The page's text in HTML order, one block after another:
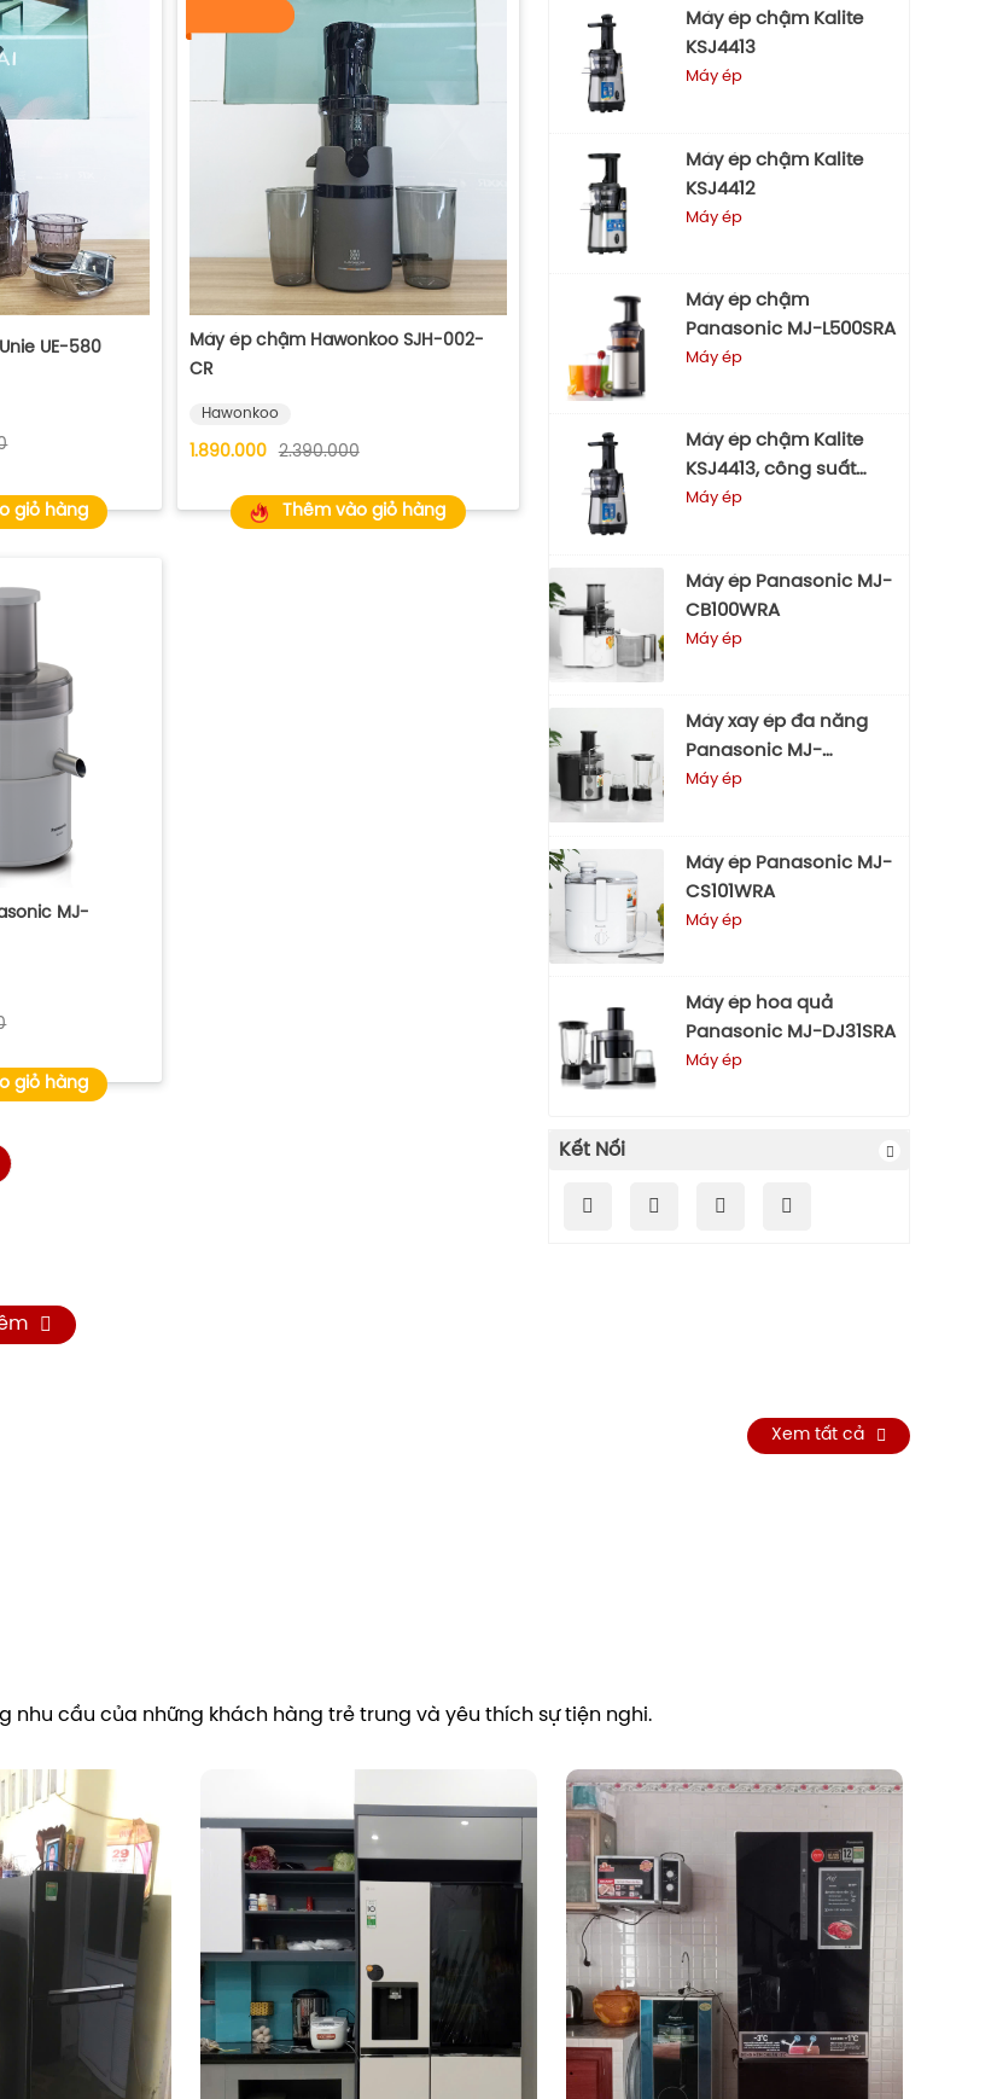
UE-580
giỏ hàng
Máy ép chậm Hawonkoo SJH-002-
CR
Hawonkoo
1.890.000 2.390.000
Thêm vào giỏ hàng
MJ-
giỏ hàng
Máy ép chậm Kalite
KSJ4413
Máy ép
Máy ép chậm Kalite
KSJ4412
Máy ép
Máy ép chậm
Panasonic MJ-L500SRA
Máy ép
Máy ép chậm Kalite
KSJ4413, công suất
200W
Máy ép
Máy ép Panasonic MJ-
CB100WRA
Máy ép
Máy xay ép đa năng
Panasonic MJ-
CB800SRA
Máy ép
Máy ép Panasonic MJ-
CS101WRA
Máy ép
Máy ép hoa quả
Panasonic MJ-DJ31SRA
Máy ép
Kết Nối
Xem tất cả
nhu cầu của những khách hàng trẻ trung và yêu thích sự tiện nghi.